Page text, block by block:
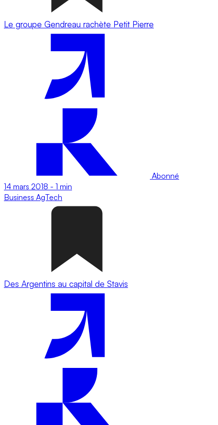
Le groupe Gendreau rachète Petit Pierre
Abonné
14 mars 2018 - 1 min
Business AgTech
Des Argentins au capital de Stavis